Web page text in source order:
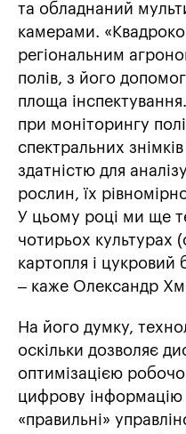
та обладнаний
камерами.
регіональним
полів, з його
площа
при моніторингу
спектральних
здатністю для
рослин, їх
У цьому році ми ще
чотирьох культурах
картопля і цукровий
– каже Олександр
На його думку,
оскільки дозволяє
оптимізацією
цифрову інформацію
«правильні»